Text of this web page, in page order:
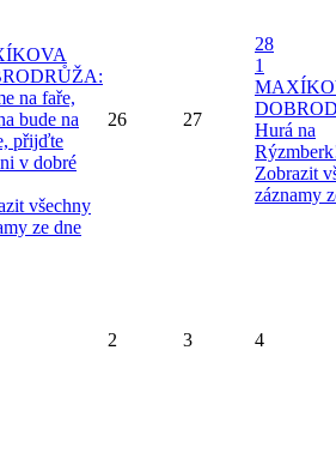
na faře,
bude na
přijďte
v dobré
všechny
ze dne
26 27
28
1
Hurá na
Zobrazit
záznamy
2 3 4